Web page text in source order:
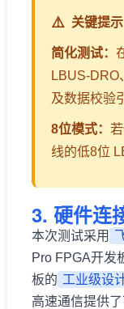
关键提示
简化测试：
LBUS-
及数据校验
8位模式：
线的低8位
3. 硬件连
本次测试采用
Pro FPGA开发
板的 工业级设
高速通信提供了